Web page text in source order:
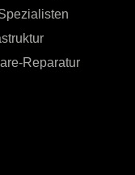
Reparatur